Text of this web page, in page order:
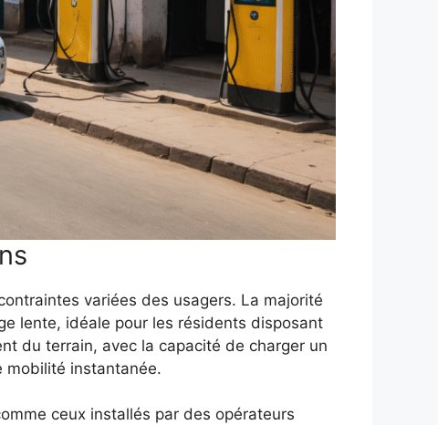
variées des usagers. La majorité
lente, idéale pour les résidents disposant
du terrain, avec la capacité de charger un
mobilité instantanée.
ceux installés par des opérateurs